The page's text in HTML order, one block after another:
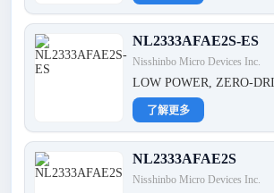
NL2333AFAE2S-ES
Nisshinbo Micro Devices Inc.
LOW POWER, ZERO-
了解更多
NL2333AFAE2S
Nisshinbo Micro Devices Inc.